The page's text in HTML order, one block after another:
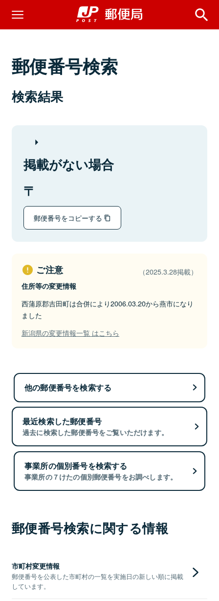
郵便番号検索
検索結果
掲載がない場合
郵便番号をコピーする
ご注意 （2025.3.28掲載）
住所等の変更情報
西蒲原郡吉田町は合併により2006.03.20から燕市になり
ました
新潟県の変更情報一覧 はこちら
他の郵便番号を検索する
最近検索した郵便番号
過去に検索した郵便番号をご覧いただけます。
事業所の個別番号を検索する
事業所の７けたの個別郵便番号をお調べします。
郵便番号検索に関する情報
市町村変更情報
郵便番号を公表した市町村の一覧を実施日の新しい順に掲載
しています。